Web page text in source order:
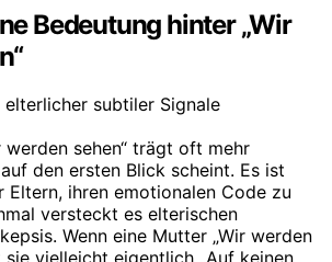
Bedeutung hinter „Wir
werden sehen“ trägt oft mehr
den ersten Blick scheint. Es ist
ihren emotionalen Code zu
versteckt es elterischen
Wenn eine Mutter „Wir werden